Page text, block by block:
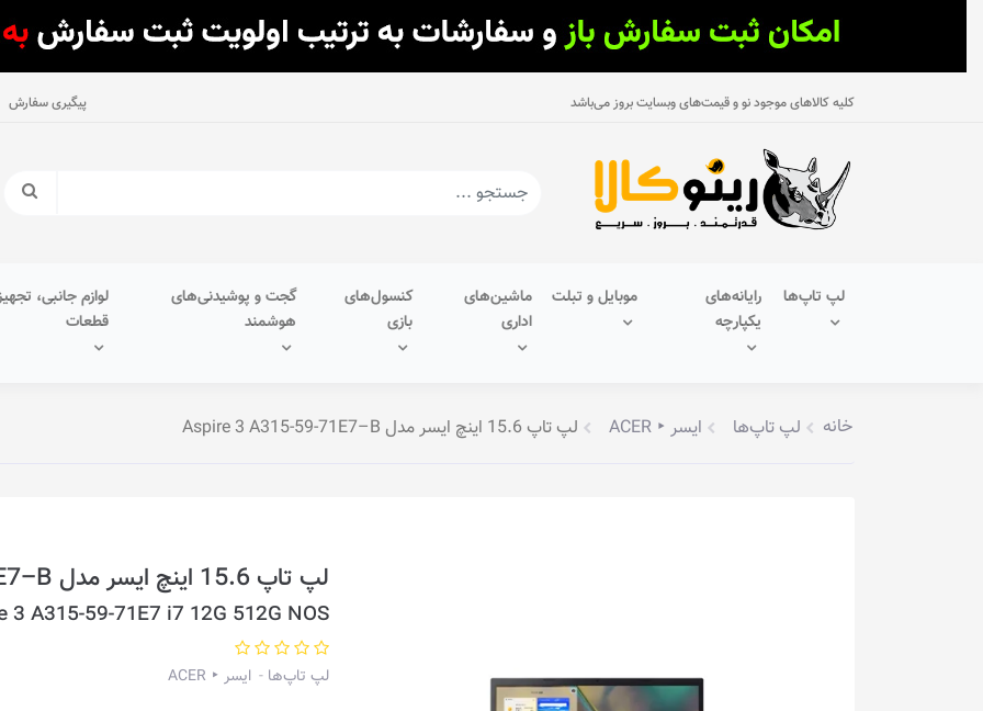
کلیه کالاهای موجود نو و قیمت‌های وبسایت بروز می‌باشد پیگیری سفارش
لپ تاپ‌ها
رایانه‌های
یکپارچه
موبایل و تبلت
ماشین‌های
اداری
کنسول‌های
بازی
گجت و پوشیدنی‌های
هوشمند
لوازم جانبی،
قطعات
خانه لپ تاپ‌ها ایسر ‣ ACER لپ تاپ 15.6 اینچ ایسر مدل Aspire 3 A315-59-71E7–B
لپ تاپ 15.6 اینچ ایسر مدل Aspire 3 A315-59-71E7–B
3 A315-59-71E7 i7 12G 512G NOS
لپ تاپ‌ها ایسر ‣ ACER